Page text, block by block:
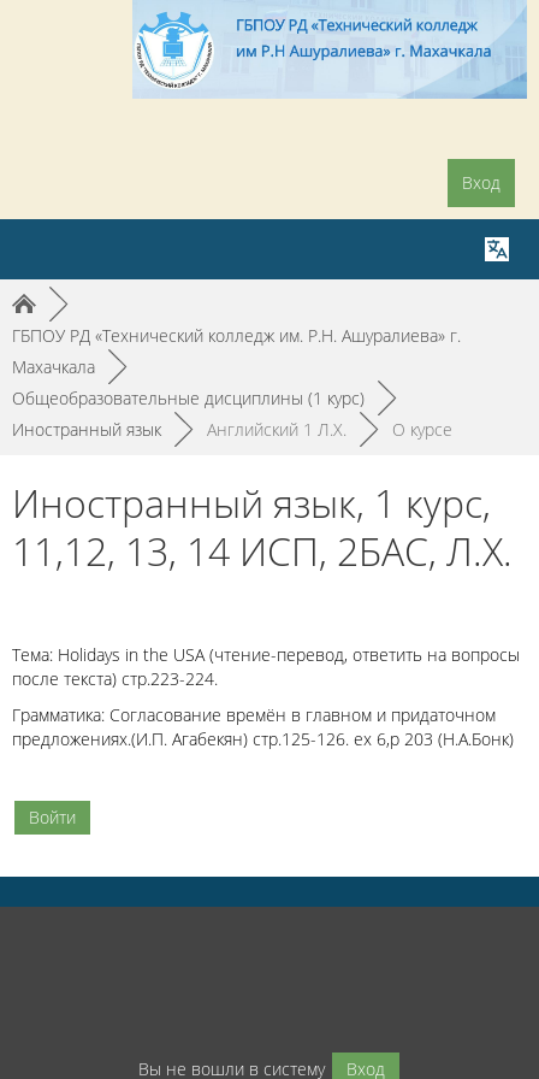
Вход
►
ГБПОУ РД «Технический колледж им. Р.Н. Ашуралиева» г.
Махачкала
►
Общеобразовательные дисциплины (1 курс)
►
Иностранный язык
► Английский 1 Л.Х. ► О курсе
Иностранный язык, 1 курс,
11,12, 13, 14 ИСП, 2БАС, Л.Х.
Тема: Holidays in the USA (чтение-перевод, ответить на вопросы
после текста) стр.223-224.
Грамматика: Согласование времён в главном и придаточном
предложениях.(И.П. Агабекян) стр.125-126. ex 6,p 203 (Н.А.Бонк)
Войти
Вы не вошли в систему Вход